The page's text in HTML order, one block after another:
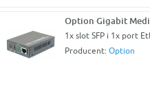
Option Gigabit
1x slot SFP i 1x port
Producent: Option